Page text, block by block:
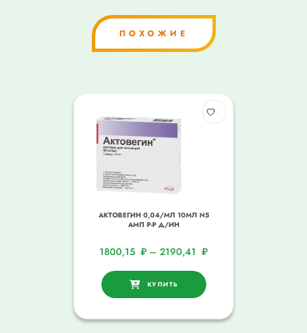
ПОХОЖИЕ
АКТОВЕГИН 0,04/МЛ 10МЛ N5
АМП Р-Р Д/ИН
1800,15 ₽ – 2190,41 ₽
КУПИТЬ